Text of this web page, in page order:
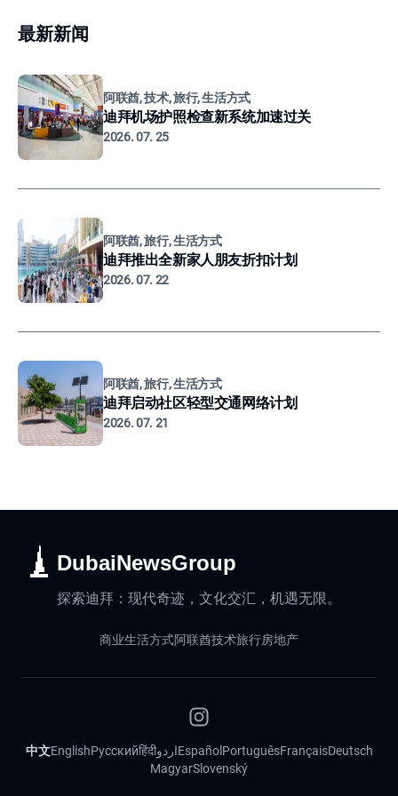
最新新闻
阿联酋, 技术, 旅行, 生活方式
迪拜机场护照检查新系统加速过关
2026. 07. 25
阿联酋, 旅行, 生活方式
迪拜推出全新家人朋友折扣计划
2026. 07. 22
阿联酋, 旅行, 生活方式
迪拜启动社区轻型交通网络计划
2026. 07. 21
DubaiNewsGroup
探索迪拜：现代奇迹，文化交汇，机遇无限。
商业生活方式阿联酋技术旅行房地产
中文EnglishРусскийहिंदीاردوEspañol PortuguêsFrançaisDeutsch
MagyarSlovenský